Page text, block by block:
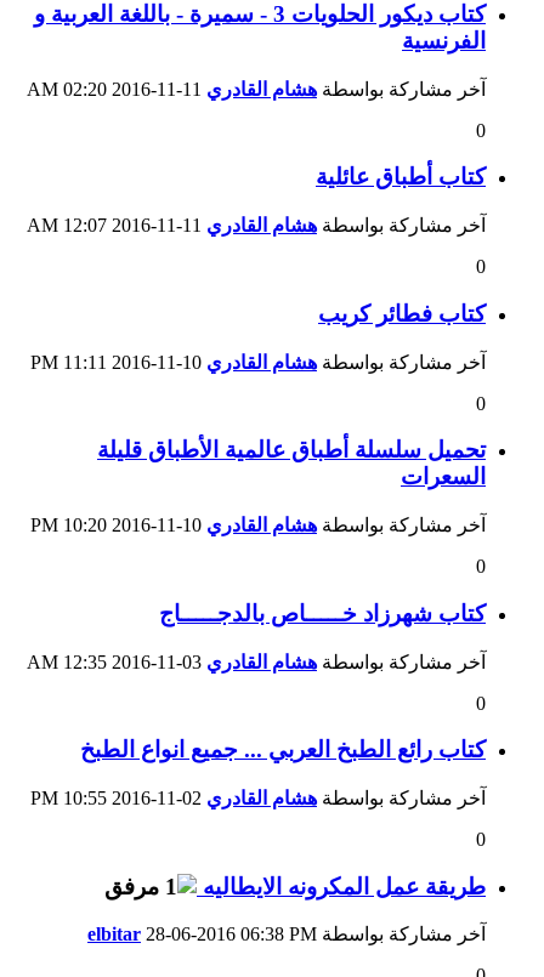
كتاب ديكور الحلويات 3 - سميرة - باللغة العربية و
الفرنسية
آخر مشاركة بواسطة هشام القادري
02:20 AM
0
كتاب أطباق عائلية
آخر مشاركة بواسطة هشام القادري
12:07 AM
0
كتاب فطائر كريب
آخر مشاركة بواسطة هشام القادري
11:11 PM
0
تحميل سلسلة أطباق عالمية الأطباق قليلة
السعرات
آخر مشاركة بواسطة هشام القادري
10:20 PM
0
كتاب شهرزاد خـــــاص بالدجـــــاج
آخر مشاركة بواسطة هشام القادري
12:35 AM
0
كتاب رائع الطبخ العربي ... جميع انواع الطبخ
آخر مشاركة بواسطة هشام القادري
10:55 PM
0
طريقة عمل المكرونه الايطاليه
آخر مشاركة بواسطة elbitar 28-06-2016 06:38 PM